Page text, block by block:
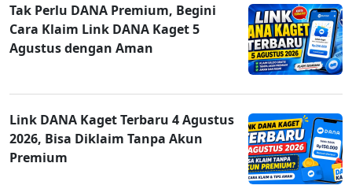
Tak Perlu DANA Premium, Begini
Cara Klaim Link DANA Kaget 5
Agustus dengan Aman
Link DANA Kaget Terbaru 4 Agustus
2026, Bisa Diklaim Tanpa Akun
Premium